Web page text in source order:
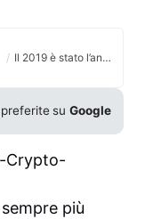
/ Il 2019 è stato l’anno dei marchi Crypto e dei brevetti Blockchain negli Stati Uniti
preferite suGoogle
più